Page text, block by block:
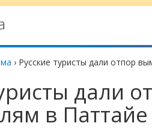
› Русские туристы дали отпор
дали
в Паттайе